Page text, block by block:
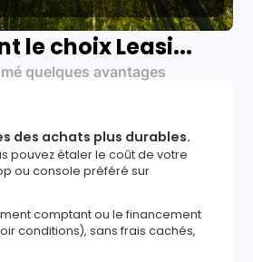
le choix Leasi...
quelques avantages
des achats plus durables.
pouvez étaler le coût de votre
ou console préféré sur
comptant ou le financement
conditions), sans frais cachés,